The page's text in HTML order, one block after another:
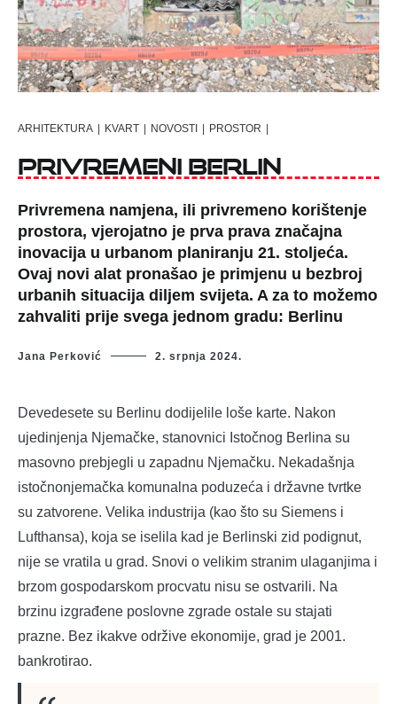
ARHITEKTURA | KVART | NOVOSTI | PROSTOR |
Privremeni Berlin
Privremena namjena, ili privremeno korištenje
prostora, vjerojatno je prva prava značajna
inovacija u urbanom planiranju 21. stoljeća.
Ovaj novi alat pronašao je primjenu u bezbroj
urbanih situacija diljem svijeta. A za to možemo
zahvaliti prije svega jednom gradu: Berlinu
Jana Perković 2. srpnja 2024.
Devedesete su Berlinu dodijelile loše karte. Nakon
ujedinjenja Njemačke, stanovnici Istočnog Berlina su
masovno prebjegli u zapadnu Njemačku. Nekadašnja
istočnonjemačka komunalna poduzeća i državne tvrtke
su zatvorene. Velika industrija (kao što su Siemens i
Lufthansa), koja se iselila kad je Berlinski zid podignut,
nije se vratila u grad. Snovi o velikim stranim ulaganjima i
brzom gospodarskom procvatu nisu se ostvarili. Na
brzinu izgrađene poslovne zgrade ostale su stajati
prazne. Bez ikakve održive ekonomije, grad je 2001.
bankrotirao.